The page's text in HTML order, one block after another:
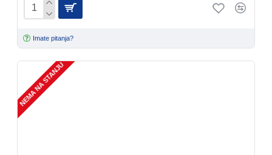
Imate pitanja?
NEMA NA STANJU